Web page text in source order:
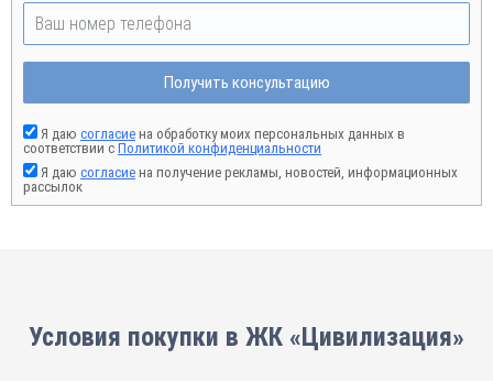
Получить консультацию
Я даю согласие на обработку моих персональных данных в
соответствии с Политикой конфиденциальности
Я даю согласие на получение рекламы, новостей, информационных
рассылок
Условия покупки в ЖК «Цивилизация»